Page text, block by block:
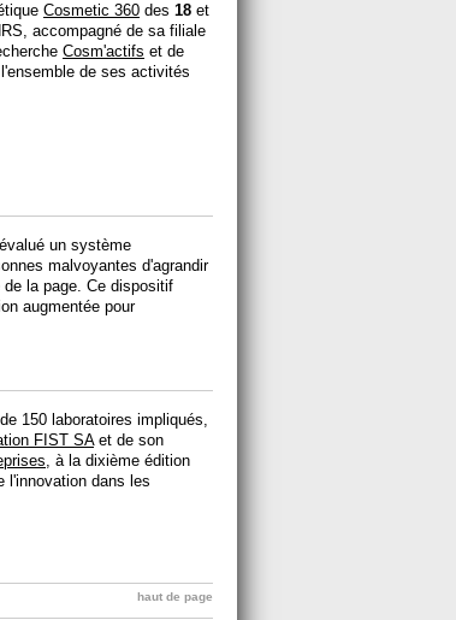
Cosmetic 360 des 18 et
accompagné de sa filiale
Cosm'actifs et de
de ses activités
un système
malvoyantes d'agrandir
la page. Ce dispositif
augmentée pour
150 laboratoires impliqués,
FIST SAet de son
, à la dixième édition
l'innovation dans les
haut de page